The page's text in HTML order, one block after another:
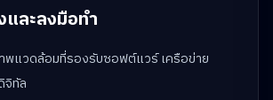
ละลงมือทำ
พแวดล้อมที่รองรับซอฟต์แวร์ เครือข่าย
จิทัล